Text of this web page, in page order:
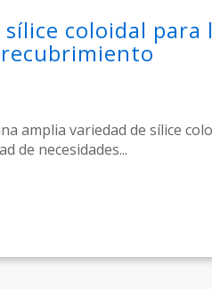
coloidal para
amplia variedad de sílice
de necesidades...